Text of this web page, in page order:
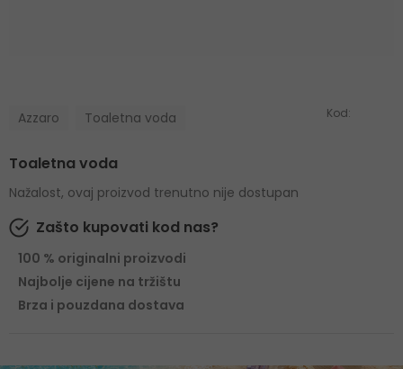
Azzaro Toaletna voda Kod:
Toaletna voda
Nažalost, ovaj proizvod trenutno nije dostupan
Zašto kupovati kod nas?
100 % originalni proizvodi
Najbolje cijene na tržištu
Brza i pouzdana dostava